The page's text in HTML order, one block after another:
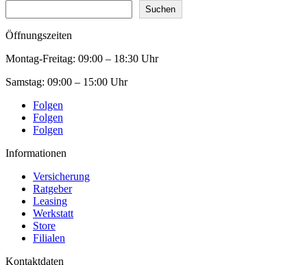
Suchen
Öffnungszeiten
Montag-Freitag: 09:00 – 18:30 Uhr
Samstag: 09:00 – 15:00 Uhr
Folgen
Folgen
Folgen
Informationen
Versicherung
Ratgeber
Leasing
Werkstatt
Store
Filialen
Kontaktdaten